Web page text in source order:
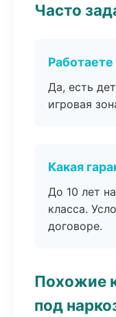
Часто
Да, есть
игровая
Какая
До 10 лет
класса.
договоре.
Похожие
под